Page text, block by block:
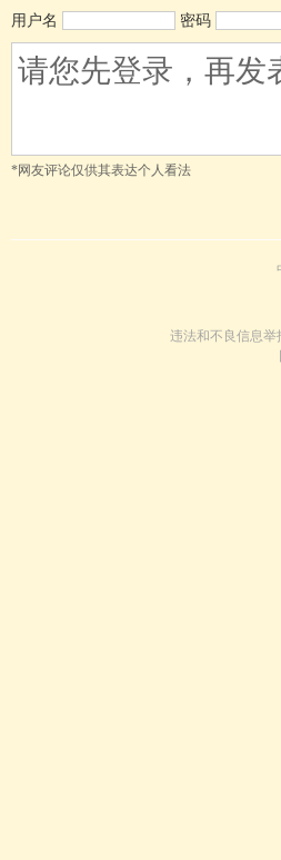
用户名 密码
*网友评论仅供其表达个人看法
违法和不良信息举